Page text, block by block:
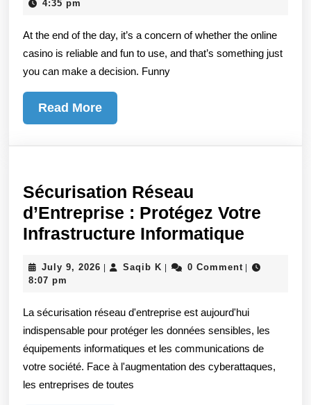
4:35 pm
At the end of the day, it’s a concern of whether the online
casino is reliable and fun to use, and that’s something just
you can make a decision. Funny
Read MoreRead
More
Sécurisation Réseau
d’Entreprise : Protégez Votre
Infrastructure Informatique
Votre
July 9, 2026 July
| Saqib K Saqib
| 0 Comment |
8:07 pm
La sécurisation réseau d'entreprise est aujourd'hui
indispensable pour protéger les données sensibles, les
équipements informatiques et les communications de
votre société. Face à l'augmentation des cyberattaques,
les entreprises de toutes